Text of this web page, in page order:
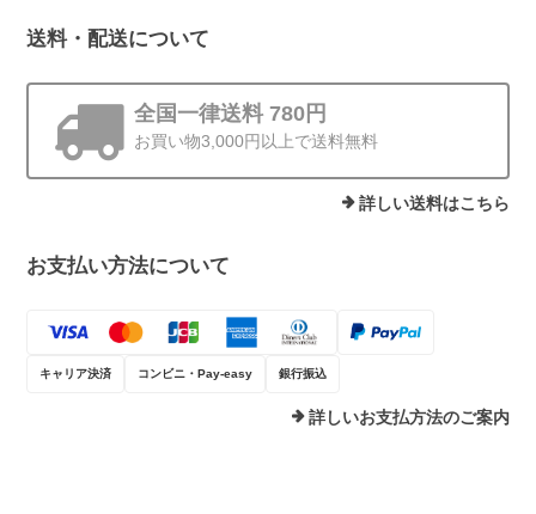
送料・配送について
全国一律送料 780円
お買い物3,000円以上で送料無料
詳しい送料はこちら
お支払い方法について
キャリア決済 コンビニ・Pay-easy 銀行振込
詳しいお支払方法のご案内